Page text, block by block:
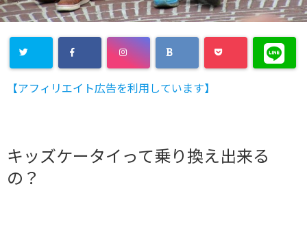
【アフィリエイト広告を利用しています】
キッズケータイって乗り換え出来る
の？